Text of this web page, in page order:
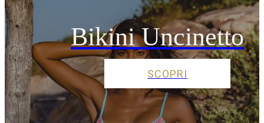
Bikini Uncinetto
SCOPRI